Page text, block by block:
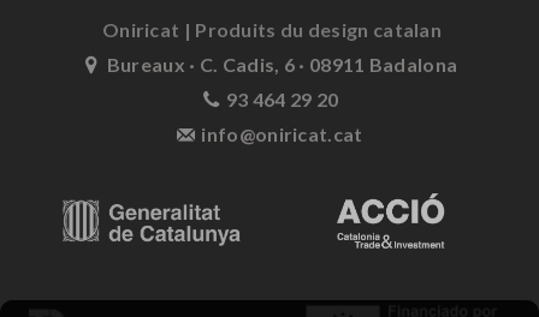
Oniricat | Produits du design catalan
Bureaux · C. Cadis, 6 · 08911 Badalona
93 464 29 20
info@oniricat.cat